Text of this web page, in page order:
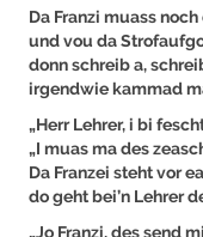
Da Franzi muass
und vou da
donn schreib a,
irgendwie kammad
„Herr Lehrer, i bi
„I muas ma des
Da Franzei steht vor
do geht bei’n Lehrer
„Jo Franzi, des send